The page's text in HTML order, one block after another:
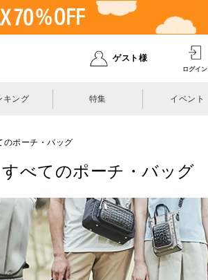
ゲスト様
ログイン
キング 特集 イベント
のポーチ・バッグ
べてのポーチ・バッグ